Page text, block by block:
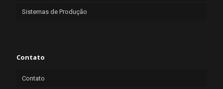
Sistemas de Produção
Contato
Contato